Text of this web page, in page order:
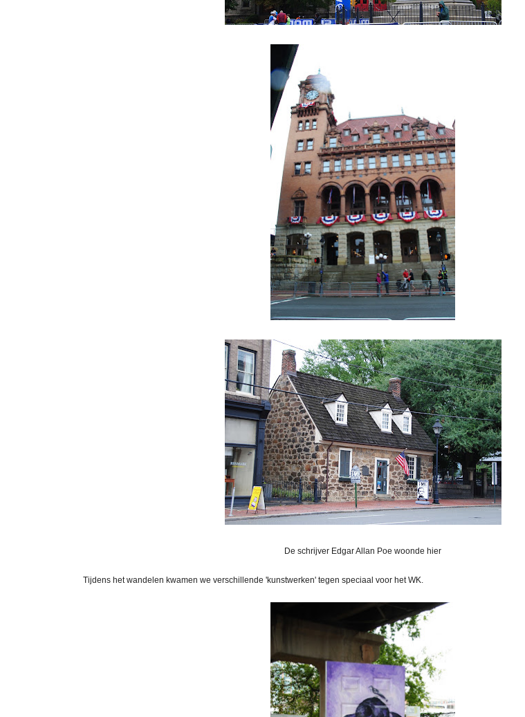
De schrijver Edgar Allan Poe woonde hier
Tijdens het wandelen kwamen we verschillende 'kunstwerken' tegen speciaal voor het WK.